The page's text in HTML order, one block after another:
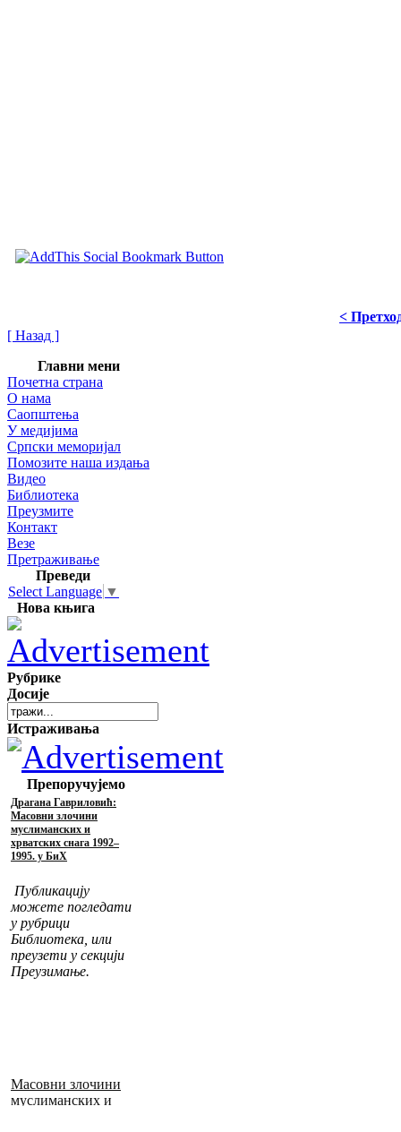
<
[ Назад ]
Главни мени
Почетна страна
О нама
Саопштења
У медијима
Српски меморијал
Помозите наша издања
Видео
Библиотека
Преузмите
Контакт
Везе
Претраживање
Преведи
Select Language ▼
Нова књига
Рубрике
Досије
Истраживања
Препоручујемо
Драгана Гавриловић:
Масовни злочини
муслиманских и
хрватских снага 1992–
1995. у БиХ
Публикацију
можете погледати
у рубрици
Библиотека, или
преузети у секцији
Преузимање.
Масовни злочини
муслиманских и